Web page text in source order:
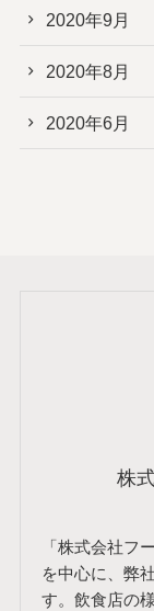
2020年9月
2020年8月
2020年6月
株
「株式会社フ
を中心に、弊
す。飲食店の